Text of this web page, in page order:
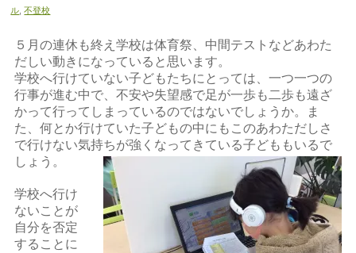
ル ,不登校
５月の連休も終え学校は体育祭、中間テストなどあわた
だしい動きになっていると思います。
学校へ行けていない子どもたちにとっては、一つ一つの
行事が進む中で、不安や失望感で足が一歩も二歩も遠ざ
かって行ってしまっているのではないでしょうか。ま
た、何とか行けていた子どもの中にもこのあわただしさ
で行けない気持ちが強くなってきている子どももいるで
しょう。
学校へ行け
ないことが
自分を否定
することに